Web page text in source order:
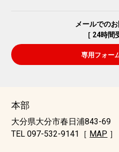
メールでの
［ 24時間
専用フォー
本部
大分県大分市春日浦843-69
TEL 097-532-9141［ MAP ］